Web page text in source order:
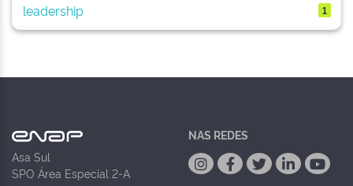
leadership 1
Asa Sul
SPO Área Especial 2-A
NAS REDES